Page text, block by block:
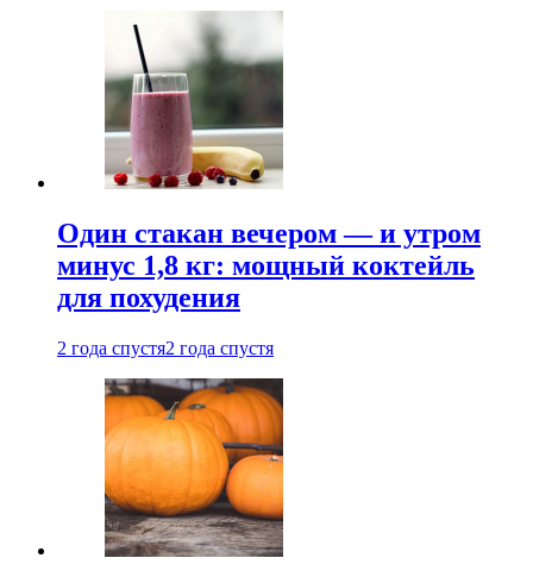
Один стакан вечером — и утром
минус 1,8 кг: мощный коктейль
для похудения
2 года спустя2 года спустя